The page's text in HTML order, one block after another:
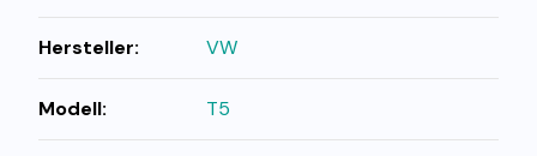
Hersteller: VW
Modell: T5